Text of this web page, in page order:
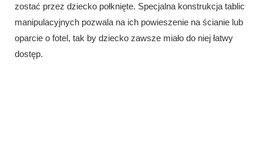
zostać przez dziecko połknięte. Specjalna konstrukcja tablic
manipulacyjnych pozwala na ich powieszenie na ścianie lub
oparcie o fotel, tak by dziecko zawsze miało do niej łatwy
dostęp.